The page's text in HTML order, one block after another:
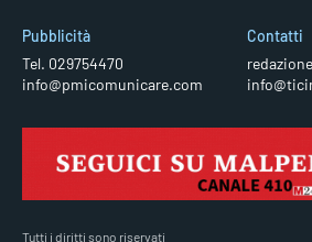
Pubblicità
Tel. 029754470
info@pmicomunicare.com
Contatti
Tutti i diritti sono riservati